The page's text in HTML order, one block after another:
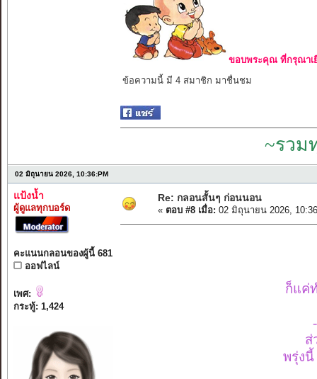
ขอบพระคุณ ที่กรุณาเ
ข้อความนี้ มี 4 สมาชิก มาชื่นชม
~รวม
02 มิถุนายน 2026, 10:36:PM
แป้งน้ำ
ผู้ดูแลทุกบอร์ด
คะแนนกลอนของผู้นี้ 681
ออฟไลน์
เพศ:
กระทู้: 1,424
Re: กลอนสั้นๆ ก่อนนอน
« ตอบ #8 เมื่อ: 02 มิถุนายน 2026,
ก็แค่
ส่
พรุ่ง